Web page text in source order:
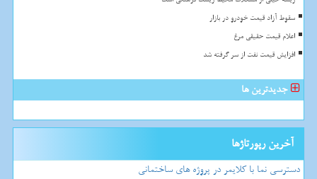
سقوط آزاد قیمت خودرو در بازار
اعلام قیمت حقیقی مرغ
افزایش قیمت نفت از سر گرفته شد
جدیدترین ها
آخرین رپورتاژها
دسترسی نما با کلایمر در پروژه های ساختمانی